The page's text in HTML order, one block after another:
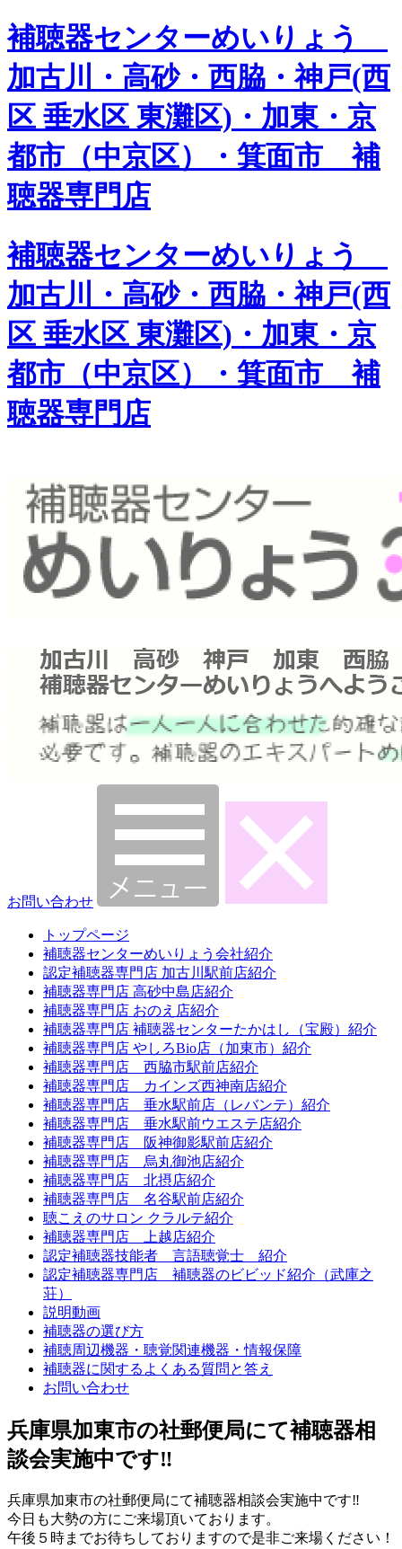
補聴器センターめいりょう
加古川・高砂・西脇・神戸(西
区 垂水区 東灘区)・加東・京
都市（中京区）・箕面市 補
聴器専門店
補聴器センターめいりょう
加古川・高砂・西脇・神戸(西
区 垂水区 東灘区)・加東・京
都市（中京区）・箕面市 補
聴器専門店
お問い合わせ
トップページ
補聴器センターめいりょう会社紹介
認定補聴器専門店 加古川駅前店紹介
補聴器専門店 高砂中島店紹介
補聴器専門店 おのえ店紹介
補聴器専門店 補聴器センターたかはし（宝殿）紹介
補聴器専門店 やしろBio店（加東市）紹介
補聴器専門店 西脇市駅前店紹介
補聴器専門店 カインズ西神南店紹介
補聴器専門店 垂水駅前店（レバンテ）紹介
補聴器専門店 垂水駅前ウエステ店紹介
補聴器専門店 阪神御影駅前店紹介
補聴器専門店 烏丸御池店紹介
補聴器専門店 北摂店紹介
補聴器専門店 名谷駅前店紹介
聴こえのサロン クラルテ紹介
補聴器専門店 上越店紹介
認定補聴器技能者 言語聴覚士 紹介
認定補聴器専門店 補聴器のビビッド紹介（武庫之
荘）
説明動画
補聴器の選び方
補聴周辺機器・聴覚関連機器・情報保障
補聴器に関するよくある質問と答え
お問い合わせ
兵庫県加東市の社郵便局にて補聴器相
談会実施中です‼
兵庫県加東市の社郵便局にて補聴器相談会実施中です‼
今日も大勢の方にご来場頂いております。
午後５時までお待ちしておりますので是非ご来場ください！